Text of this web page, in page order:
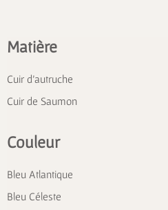
Matière
Cuir d'autruche
Cuir de Saumon
Couleur
Bleu Atlantique
Bleu Céleste